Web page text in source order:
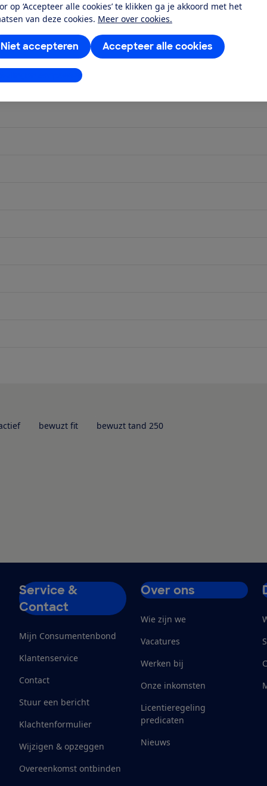
op ‘Accepteer alle cookies’ te klikken ga je akkoord met het
van deze cookies. Meer over cookies.
Accepteer alle cookies
Niet accepteren
aanpassen
bewuzt fit bewuzt tand 250
Service &
Contact
Mijn Consumentenbond
Klantenservice
Contact
Stuur een bericht
Klachtenformulier
Wijzigen & opzeggen
Overeenkomst ontbinden
Over ons
Wie zijn we
Vacatures
Werken bij
Onze inkomsten
Licentieregeling
predicaten
Nieuws